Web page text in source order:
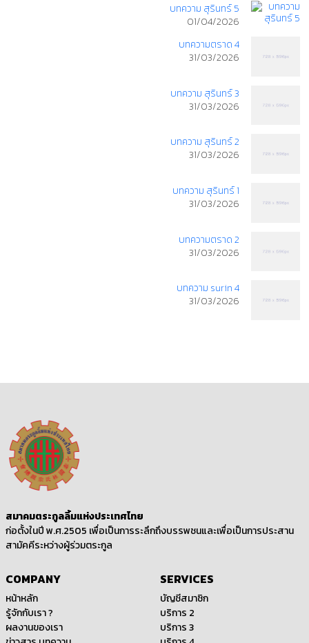
บทความ สุรินทร์ 5
01/04/2026
บทความตราด 4
31/03/2026
บทความ สุรินทร์ 3
31/03/2026
บทความ สุรินทร์ 2
31/03/2026
บทความ สุรินทร์ 1
31/03/2026
บทความตราด 2
31/03/2026
บทความ surin 4
31/03/2026
สมาคมตระกูลลิ้มแห่งประเทศไทย
ก่อตั้งในปี พ.ศ.2505 เพื่อเป็นการระลึกถึงบรรพชนและเพื่อเป็นการประสาน
สามัคคีระหว่างผู้ร่วมตระกูล
COMPANY
หน้าหลัก
รู้จักกับเรา ?
ผลงานของเรา
SERVICES
บัญชีสมาชิก
บริการ 2
บริการ 3